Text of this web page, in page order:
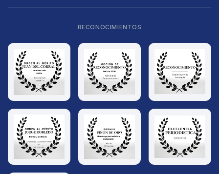
RECONOCIMIENTOS